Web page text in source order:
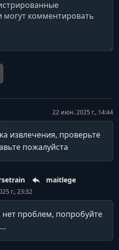
22 июн. 2025 г., 14:44
извлечения, проверьте
пожалуйста
maitlege
г., 23:32
проблем, попробуйте